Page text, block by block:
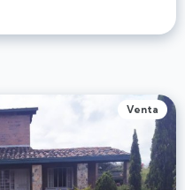
Venta